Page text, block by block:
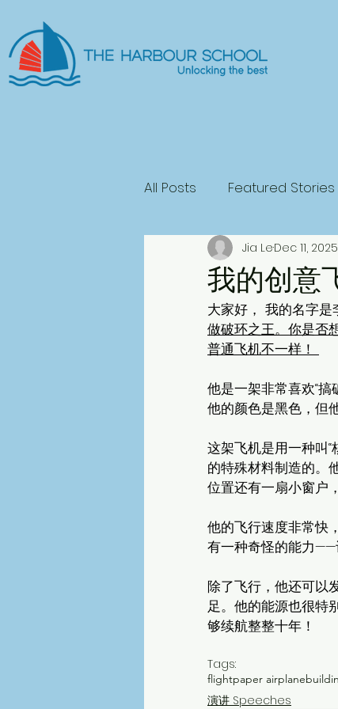
All Posts Featured Stories
General Fiction
Horror
我的创意
Jia LeDec 11, 2025
大家好， 我的名字
做破环之王。你是否
普通飞机不一样！
他是一架非常喜欢“搞
他的颜色是黑色，但
这架飞机是用一种叫“
的特殊材料制造的。
位置还有一扇小窗户
他的飞行速度非常快
有一种奇怪的能力——
除了飞行，他还可以
足。他的能源也很特
够续航整整十年！
Tags:
flightpaper airplane
演讲 Speeches